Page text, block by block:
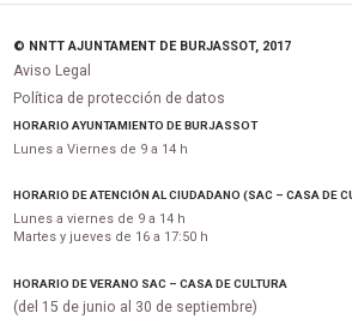
© NNTT AJUNTAMENT DE BURJASSOT, 2017
Aviso Legal
Política de protección de datos
HORARIO AYUNTAMIENTO DE BURJASSOT
Lunes a Viernes de 9 a 14 h
HORARIO DE ATENCIÓN AL CIUDADANO (SAC – CASA DE
Lunes a viernes de 9 a 14 h
Martes y jueves de 16 a 17:50 h
HORARIO DE VERANO SAC – CASA DE CULTURA
(del 15 de junio al 30 de septiembre)